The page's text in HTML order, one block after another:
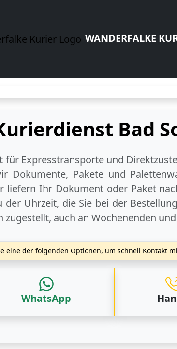
WANDERFALKE
Bad
für Expresstransporte und
Dokumente, Pakete und
liefern Ihr Dokument oder Paket
der Uhrzeit, die Sie bei der
zugestellt, auch an Wochenenden und
eine der folgenden Optionen, um schnell Kontakt
WhatsApp